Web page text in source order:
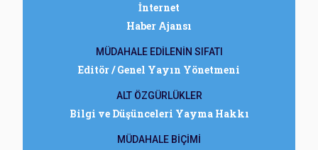
İnternet
Haber Ajansı
MÜDAHALE EDİLENİN SIFATI
Editör / Genel Yayın Yönetmeni
ALT ÖZGÜRLÜKLER
Bilgi ve Düşünceleri Yayma Hakkı
MÜDAHALE BİÇİMİ